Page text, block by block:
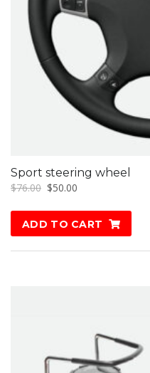
Sport steering wheel
$76.00 $50.00
ADD TO CART